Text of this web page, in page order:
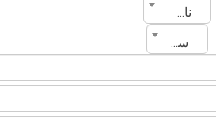
ناقل الحركة
سنة الصنع